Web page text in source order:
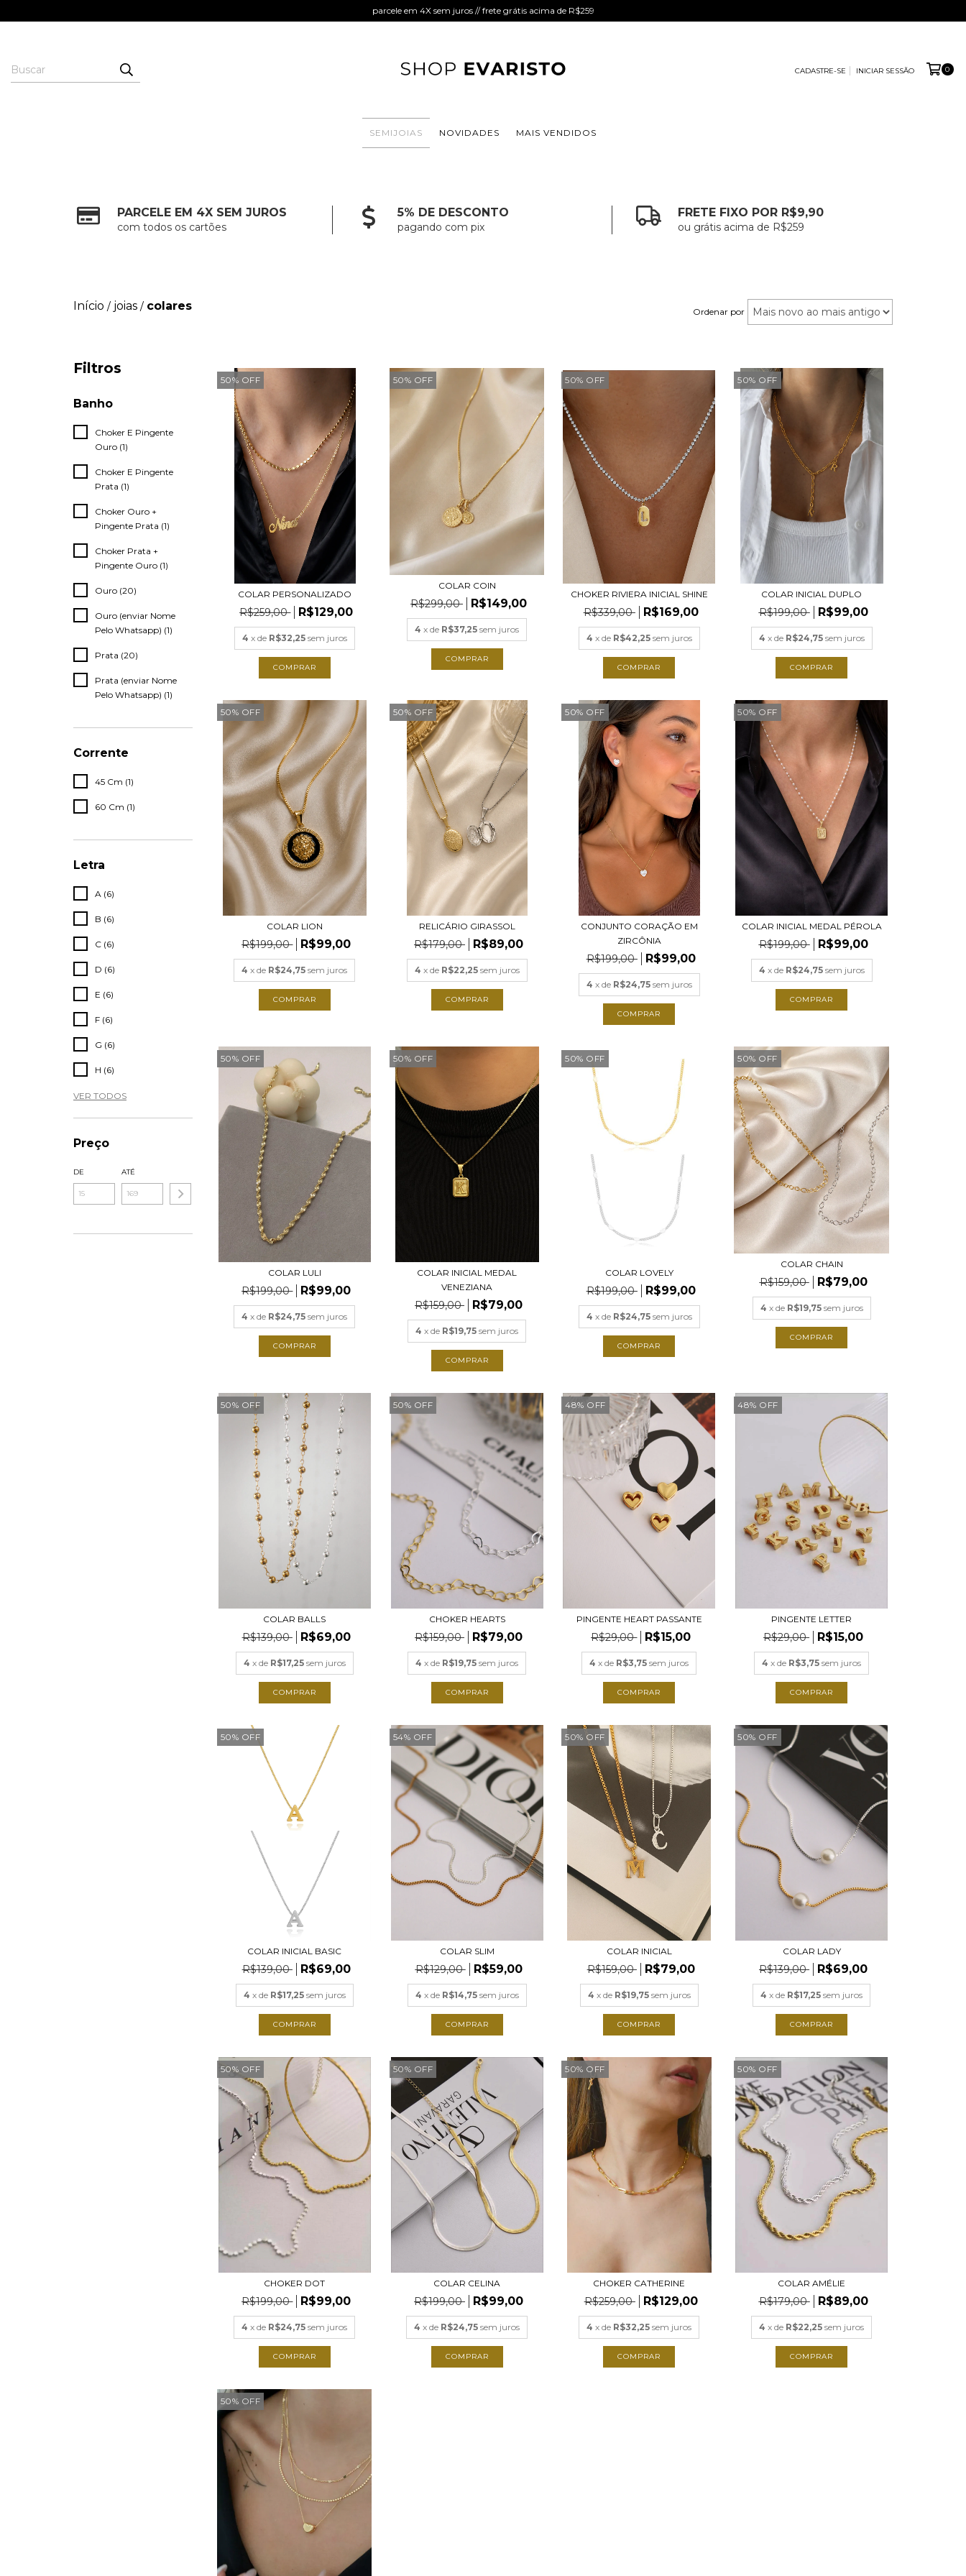
parcele em 4X sem juros // frete grátis acima de R$259
CADASTRE-SE INICIAR SESSÃO 0
SEMIJOIAS NOVIDADES MAIS VENDIDOS
PARCELE EM 4X SEM JUROS
com todos os cartões
5% DE DESCONTO
pagando com pix
FRETE FIXO POR R$9,90
ou grátis acima de R$259
Início / joias / colares Ordenar por
Filtros
Banho
Choker E Pingente
Ouro (1)
Choker E Pingente
Prata (1)
Choker Ouro +
Pingente Prata (1)
Choker Prata +
Pingente Ouro (1)
Ouro (20)
Ouro (enviar Nome
Pelo Whatsapp) (1)
Prata (20)
Prata (enviar Nome
Pelo Whatsapp) (1)
Corrente
45 Cm (1)
60 Cm (1)
Letra
A (6)
B (6)
C (6)
D (6)
E (6)
F (6)
G (6)
H (6)
VER TODOS
Preço
DE ATÉ
50% OFF
COLAR PERSONALIZADO
R$259,00 R$129,00
4 x de R$32,25 sem juros
COMPRAR
50% OFF
COLAR COIN
R$299,00 R$149,00
4 x de R$37,25 sem juros
COMPRAR
50% OFF
CHOKER RIVIERA INICIAL SHINE
R$339,00 R$169,00
4 x de R$42,25 sem juros
COMPRAR
50% OFF
COLAR INICIAL DUPLO
R$199,00 R$99,00
4 x de R$24,75 sem juros
COMPRAR
50% OFF
COLAR LION
R$199,00 R$99,00
4 x de R$24,75 sem juros
COMPRAR
50% OFF
RELICÁRIO GIRASSOL
R$179,00 R$89,00
4 x de R$22,25 sem juros
COMPRAR
50% OFF
CONJUNTO CORAÇÃO EM
ZIRCÔNIA
R$199,00 R$99,00
4 x de R$24,75 sem juros
COMPRAR
50% OFF
COLAR INICIAL MEDAL PÉROLA
R$199,00 R$99,00
4 x de R$24,75 sem juros
COMPRAR
50% OFF
COLAR LULI
R$199,00 R$99,00
4 x de R$24,75 sem juros
COMPRAR
50% OFF
COLAR INICIAL MEDAL
VENEZIANA
R$159,00 R$79,00
4 x de R$19,75 sem juros
COMPRAR
50% OFF
COLAR LOVELY
R$199,00 R$99,00
4 x de R$24,75 sem juros
COMPRAR
50% OFF
COLAR CHAIN
R$159,00 R$79,00
4 x de R$19,75 sem juros
COMPRAR
50% OFF
COLAR BALLS
R$139,00 R$69,00
4 x de R$17,25 sem juros
COMPRAR
50% OFF
CHOKER HEARTS
R$159,00 R$79,00
4 x de R$19,75 sem juros
COMPRAR
48% OFF
PINGENTE HEART PASSANTE
R$29,00 R$15,00
4 x de R$3,75 sem juros
48% OFF
PINGENTE LETTER
R$29,00 R$15,00
4 x de R$3,75 sem juros
COMPRAR
50% OFF
COLAR INICIAL BASIC
R$139,00 R$69,00
4 x de R$17,25 sem juros
COMPRAR
54% OFF
COLAR SLIM
R$129,00 R$59,00
4 x de R$14,75 sem juros
COMPRAR
50% OFF
COLAR INICIAL
R$159,00 R$79,00
4 x de R$19,75 sem juros
COMPRAR
50% OFF
COLAR LADY
R$139,00 R$69,00
4 x de R$17,25 sem juros
COMPRAR
50% OFF
CHOKER DOT
R$199,00 R$99,00
4 x de R$24,75 sem juros
COMPRAR
50% OFF
COLAR CELINA
R$199,00 R$99,00
4 x de R$24,75 sem juros
COMPRAR
50% OFF
CHOKER CATHERINE
R$259,00 R$129,00
4 x de R$32,25 sem juros
50% OFF
COLAR AMÉLIE
R$179,00 R$89,00
4 x de R$22,25 sem juros
COMPRAR
50% OFF